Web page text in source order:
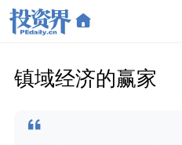
镇域经济的赢家